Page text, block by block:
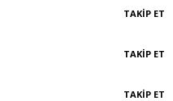
TAKIP ET
TAKIP ET
TAKIP ET